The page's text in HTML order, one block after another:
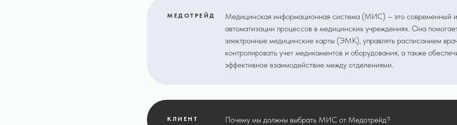
МЕДОТРЕЙД
Медицинская информационная система (МИС) – это современный
автоматизации процессов в медицинских учреждениях. Она
электронные медицинские карты (ЭМК), управлять расписанием
контролировать учет медикаментов и оборудования, а также
эффективное взаимодействие между отделениями.
КЛИЕНТ Почему мы должны выбрать МИС от Медотрейд?